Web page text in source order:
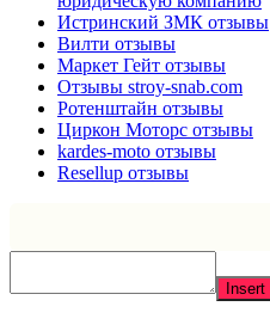
Истринский ЗМК отзывы
Вилти отзывы
Маркет Гейт отзывы
Отзывы stroy-snab.com
Ротенштайн отзывы
Циркон Моторс отзывы
kardes-moto отзывы
Resellup отзывы
Insert